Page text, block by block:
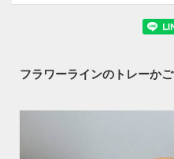
フラワーラインのトレーかご